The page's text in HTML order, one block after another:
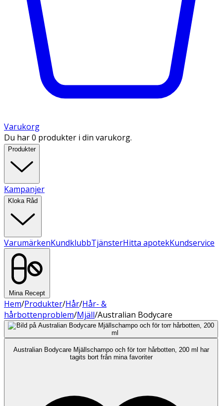
Varukorg
Du har 0 produkter i din varukorg.
Produkter
Kampanjer
Kloka Råd
VarumärkenKundklubbTjänsterHitta apotekKundservice
Mina Recept
Hem/Produkter/Hår/Hår- &
hårbottenproblem/Mjäll/Australian Bodycare
Australian Bodycare Mjällschampo och för torr hårbotten, 200 ml har
tagits bort från mina favoriter